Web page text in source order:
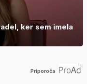
ker sem imela
Priporoča